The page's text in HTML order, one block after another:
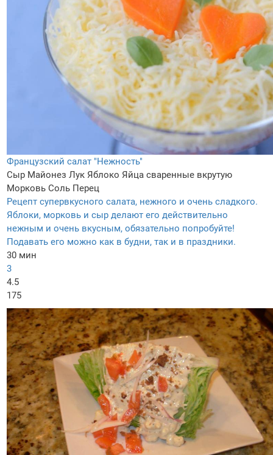
Французский салат "Нежность"
Сыр Майонез Лук Яблоко Яйца сваренные вкрутую
Морковь Соль Перец
Рецепт супервкусного салата, нежного и очень сладкого.
Яблоки, морковь и сыр делают его действительно
нежным и очень вкусным, обязательно попробуйте!
Подавать его можно как в будни, так и в праздники.
30 мин
3
4.5
175